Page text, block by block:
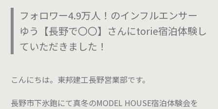
フォロワー4.9万人！のインフルエンサー
ゆう【長野で〇〇】さんにtorie宿泊体験し
ていただきました！
こんにちは。東邦建工長野営業部です。
長野市下氷鉋にて真冬のMODEL HOUSE宿泊体験会を